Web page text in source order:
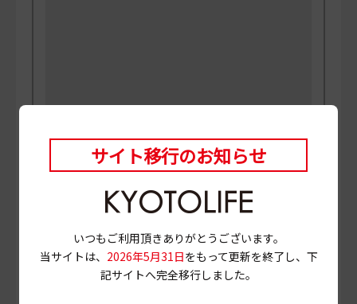
当ページに掲載されている店舗情報は、2024年2月29
時点のものです。
営業情報やメニュー等が異なる場合がありますので、
事前に確認の上ご利用ください。
サイト移行のお知らせ
いつもご利用頂きありがとうございます。
当サイトは、 2026年5月31日をもって更新を終了し、下
記サイトへ完全移行しました。